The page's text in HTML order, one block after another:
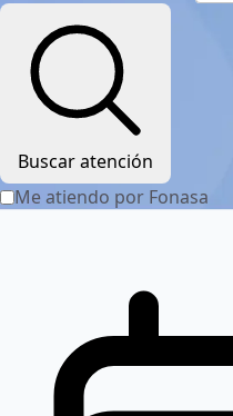
Buscar atención
Me atiendo por Fonasa